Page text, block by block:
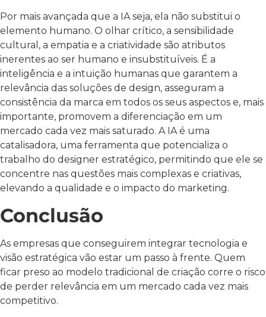
Por mais avançada que a IA seja, ela não substitui o
elemento humano. O olhar crítico, a sensibilidade
cultural, a empatia e a criatividade são atributos
inerentes ao ser humano e insubstituíveis. É a
inteligência e a intuição humanas que garantem a
relevância das soluções de design, asseguram a
consistência da marca em todos os seus aspectos e, mais
importante, promovem a diferenciação em um
mercado cada vez mais saturado. A IA é uma
catalisadora, uma ferramenta que potencializa o
trabalho do designer estratégico, permitindo que ele se
concentre nas questões mais complexas e criativas,
elevando a qualidade e o impacto do marketing.
Conclusão
As empresas que conseguirem integrar tecnologia e
visão estratégica vão estar um passo à frente. Quem
ficar preso ao modelo tradicional de criação corre o risco
de perder relevância em um mercado cada vez mais
competitivo.